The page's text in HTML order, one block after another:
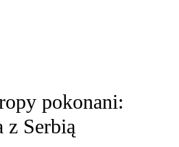
pokonani:
z Serbią